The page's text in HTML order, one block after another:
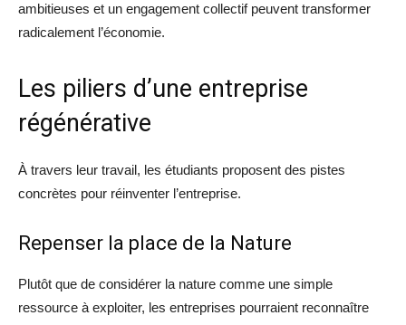
ambitieuses et un engagement collectif peuvent transformer
radicalement l’économie.
Les piliers d’une entreprise
régénérative
À travers leur travail, les étudiants proposent des pistes
concrètes pour réinventer l’entreprise.
Repenser la place de la Nature
Plutôt que de considérer la nature comme une simple
ressource à exploiter, les entreprises pourraient reconnaître